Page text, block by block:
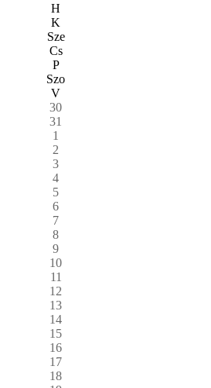
H
K
Sze
Cs
P
Szo
V
30
31
1
2
3
4
5
6
7
8
9
10
11
12
13
14
15
16
17
18